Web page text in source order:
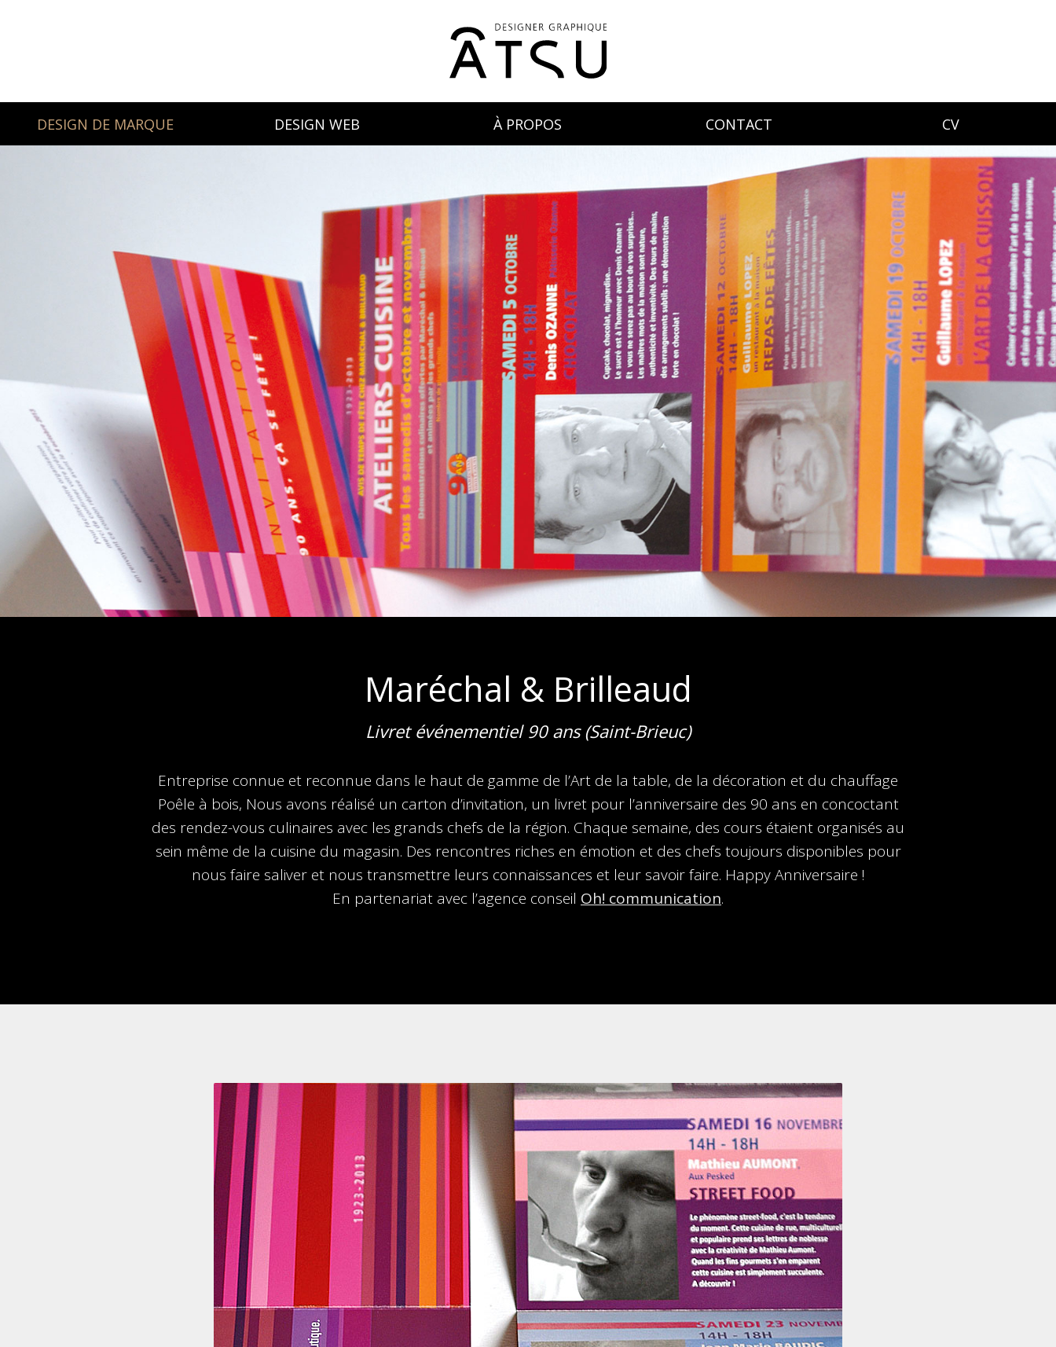
DESIGN DE MARQUE DESIGN WEB À PROPOS CONTACT CV
Maréchal & Brilleaud
Livret événementiel 90 ans (Saint-Brieuc)
Entreprise connue et reconnue dans le haut de gamme de l’Art de la table, de la décoration et du chauffage
Poêle à bois, Nous avons réalisé un carton d’invitation, un livret pour l’anniversaire des 90 ans en concoctant
des rendez-vous culinaires avec les grands chefs de la région. Chaque semaine, des cours étaient organisés au
sein même de la cuisine du magasin. Des rencontres riches en émotion et des chefs toujours disponibles pour
nous faire saliver et nous transmettre leurs connaissances et leur savoir faire. Happy Anniversaire !
En partenariat avec l’agence conseil Oh! communication.